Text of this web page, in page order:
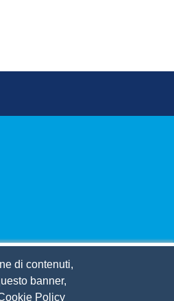
di contenuti,
banner,
Policy